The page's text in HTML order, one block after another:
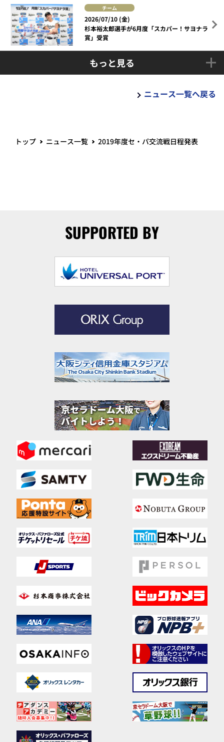
チーム
2026/07/10 (金)
杉本裕太郎選手が6月度「スカパー！サヨナラ
賞」受賞
もっと見る
ニュース一覧へ戻る
トップ ニュース一覧 2019年度セ・パ交流戦日程発表
SUPPORTED BY